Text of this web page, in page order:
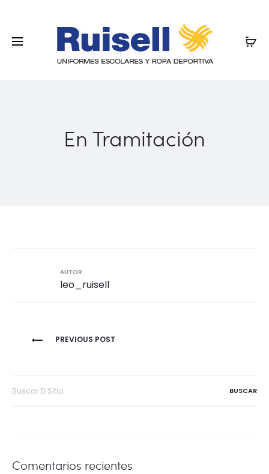
En Tramitación
AUTOR
leo_ruisell
Navegación
PREVIOUS POST
Comentarios recientes